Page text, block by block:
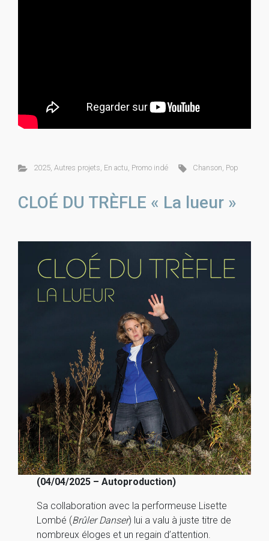
2025, Autres projets, En actu, Promo indé Chanson, Pop
CLOÉ DU TRÈFLE « La lueur »
(04/04/2025 – Autoproduction)
Sa collaboration avec la performeuse Lisette
Lombé (Brûler Danser) lui a valu à juste titre de
nombreux éloges et un regain d’attention.